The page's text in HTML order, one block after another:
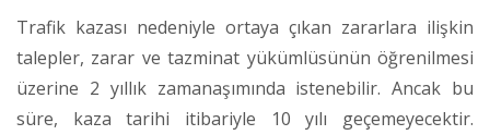
Trafik kazası nedeniyle ortaya çıkan zararlara ilişkin
talepler, zarar ve tazminat yükümlüsünün öğrenilmesi
üzerine 2 yıllık zamanaşımında istenebilir. Ancak bu
süre, kaza tarihi itibariyle 10 yılı geçemeyecektir.